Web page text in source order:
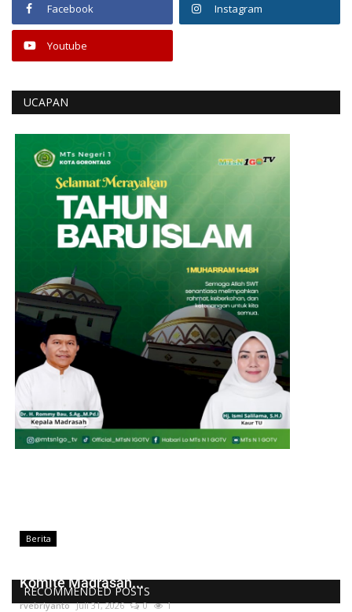
Facebook Instagram
Youtube
UCAPAN
RECOMMENDED POSTS
Berita
Komite Madrasah...
rvebriyanto Juli 31, 2026 0 1